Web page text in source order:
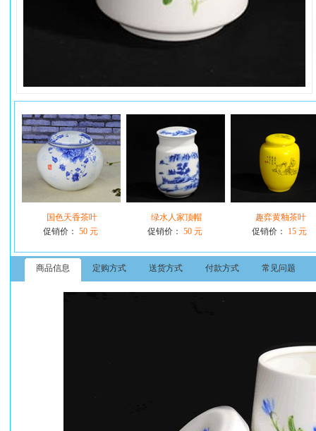
国色天香茶叶
促销价： 50 元
绿水人家顶帽
促销价： 50 元
趣弈黄釉茶叶
促销价：
15 元
商品信息 定购方式 送货方式 付款方式 常见问题